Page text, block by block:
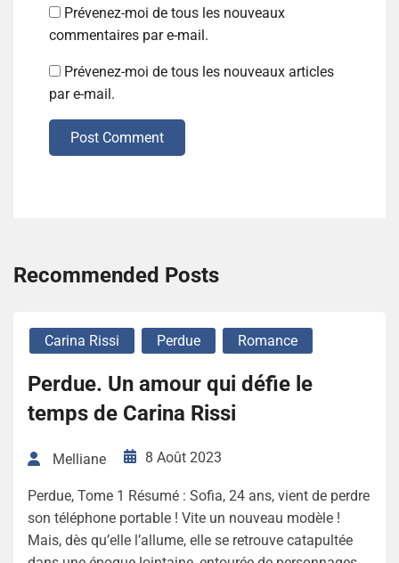
Prévenez-moi de tous les nouveaux
commentaires par e-mail.
Prévenez-moi de tous les nouveaux articles
par e-mail.
Post Comment
Recommended Posts
Carina Rissi Perdue Romance
Perdue. Un amour qui défie le
temps de Carina Rissi
Melliane 8 Août 2023
Perdue, Tome 1 Résumé : Sofia, 24 ans, vient de perdre
son téléphone portable ! Vite un nouveau modèle !
Mais, dès qu’elle l’allume, elle se retrouve catapultée